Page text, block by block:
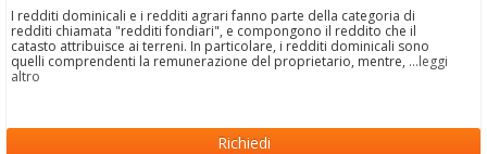
I redditi dominicali e i redditi agrari fanno parte della categoria di
redditi chiamata "redditi fondiari", e compongono il reddito che il
catasto attribuisce ai terreni. In particolare, i redditi dominicali sono
quelli comprendenti la remunerazione del proprietario, mentre, ...leggi
altro
Richiedi